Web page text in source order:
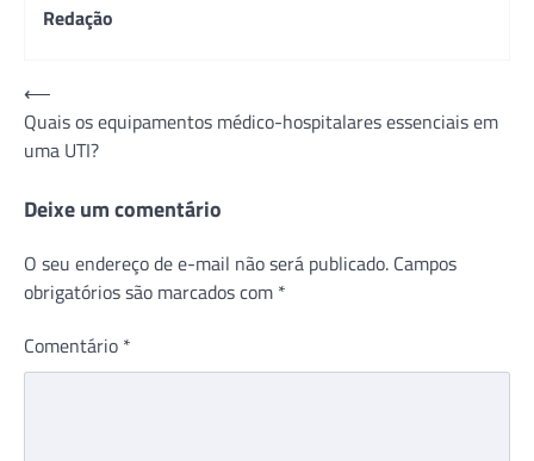
Redação
Navegação
de
Post
⟵
Quais os equipamentos médico-hospitalares essenciais em
uma UTI?
Deixe um comentário
O seu endereço de e-mail não será publicado. Campos
obrigatórios são marcados com *
Comentário *